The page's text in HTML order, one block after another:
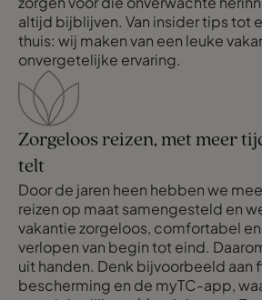
altijd bijblijven. Van insider tips tot
thuis: wij maken van een leuke
onvergetelijke ervaring.
Zorgeloos reizen, met meer
telt
Door de jaren heen hebben we
reizen op maat samengesteld en
vakantie zorgeloos, comfortabel
verlopen van begin tot eind.
uit handen. Denk bijvoorbeeld aan
bescherming en de myTC-app,